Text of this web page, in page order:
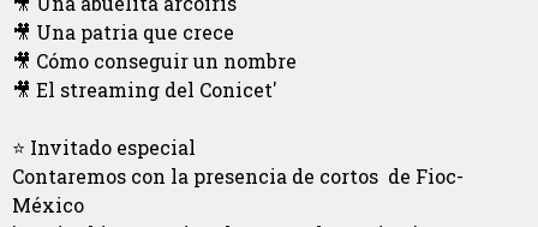
🎥 Una patria que crece
🎥 Cómo conseguir un nombre
🎥 El streaming del Conicet'
⭐ Invitado especial
Contaremos con la presencia de cortos de Fioc-
México